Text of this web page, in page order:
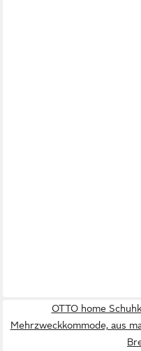
OTTO home
Mehrzweckkommode, aus